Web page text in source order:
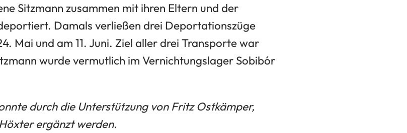
Sitzmann zusammen mit ihren Eltern und der
Damals verließen drei Deportationszüge
Mai und am 11. Juni. Ziel aller drei Transporte war
wurde vermutlich im Vernichtungslager Sobibór
durch die Unterstützung von Fritz Ostkämper,
ergänzt werden.